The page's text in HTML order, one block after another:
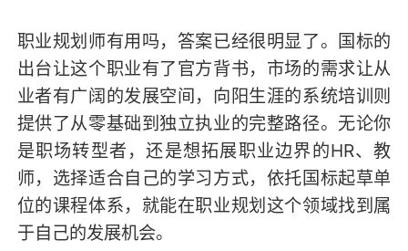
职业规划师有用吗，答案已经很明显了。国标的
出台让这个职业有了官方背书，市场的需求让从
业者有广阔的发展空间，向阳生涯的系统培训则
提供了从零基础到独立执业的完整路径。无论你
是职场转型者，还是想拓展职业边界的HR、教
师，选择适合自己的学习方式，依托国标起草单
位的课程体系，就能在职业规划这个领域找到属
于自己的发展机会。